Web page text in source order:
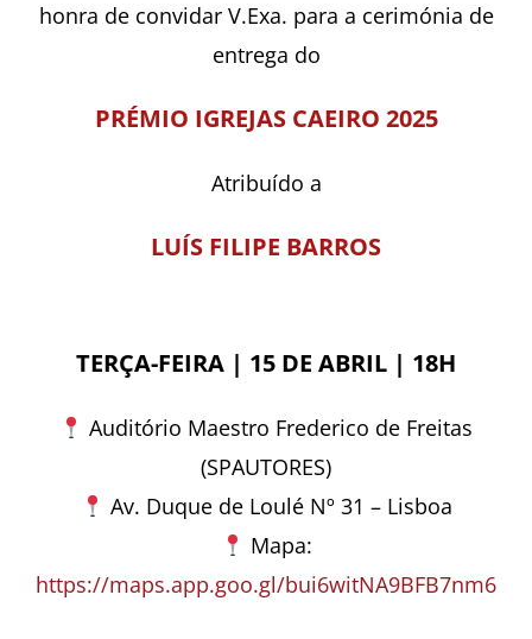
honra de convidar V.Exa. para a cerimónia de
entrega do
PRÉMIO IGREJAS CAEIRO 2025
Atribuído a
LUÍS FILIPE BARROS
TERÇA-FEIRA | 15 DE ABRIL | 18H
Auditório Maestro Frederico de Freitas
(SPAUTORES)
Av. Duque de Loulé Nº 31 – Lisboa
Mapa:
https://maps.app.goo.gl/bui6witNA9BFB7nm6